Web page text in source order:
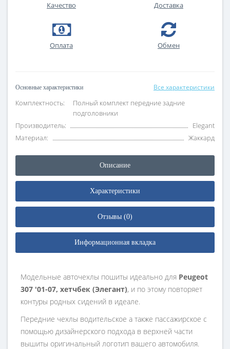
Качество Доставка
Оплата Обмен
Основные характеристики Все характеристики
Комплектность:
Полный комплект передние задние
подголовники
Производитель:
Elegant
Материал:
Жаккард
Описание
Характеристики
Отзывы (0)
Информационная вкладка
Модельные авточехлы пошиты идеально для Peugeot
307 '01-07, хетчбек (Элегант), и по этому повторяет
контуры родных сидений в идеале.
Передние чехлы водительское а также пассажирское с
помощью дизайнерского подхода в верхней части
вышиты оригинальный логотип вашего автомобиля.